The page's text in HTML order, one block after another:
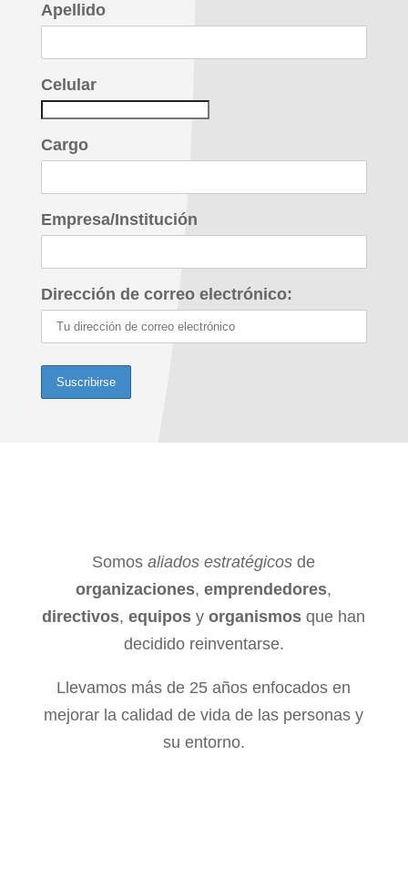
Apellido
Celular
Cargo
Empresa/Institución
Dirección de correo electrónico:
Somosaliados estratégicos de
organizaciones,emprendedores,
directivos,equipos yorganismos que han
decidido reinventarse.
Llevamos más de 25 años enfocados en
mejorar la calidad de vida de las personas y
su entorno.